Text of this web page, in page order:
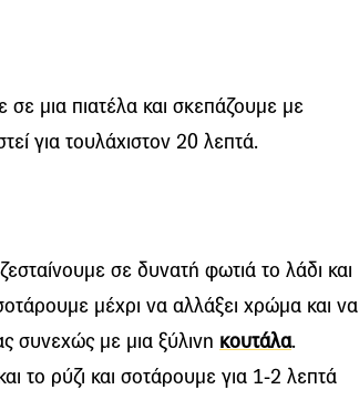
μια πιατέλα και σκεπάζουμε με
για τουλάχιστον 20 λεπτά.
σε δυνατή φωτιά το λάδι και
μέχρι να αλλάξει χρώμα και να
συνεχώς με μια ξύλινη κουτάλα.
το ρύζι και σοτάρουμε για 1-2 λεπτά